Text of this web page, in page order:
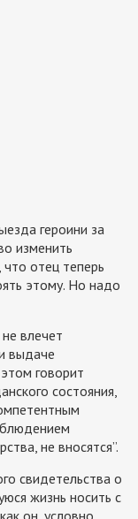
героини за
изменить
отец теперь
этому. Но надо
влечет
выдаче
говорит
состояния,
не вносятся”.
свидетельства о
жизнь носить с